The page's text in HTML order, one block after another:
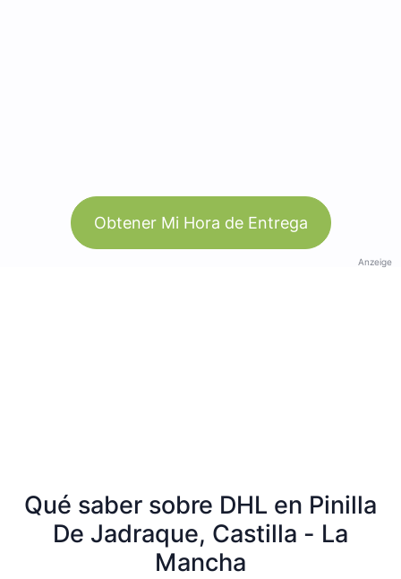
Obtener Mi Hora de Entrega
Anzeige
Qué saber sobre DHL en Pinilla
De Jadraque, Castilla - La
Mancha